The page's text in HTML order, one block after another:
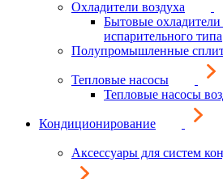
Охладители воздуха
Бытовые охладители
испарительного типа
Полупромышленные
Тепловые насосы
Тепловые насосы
Кондиционирование
Аксессуары для систем